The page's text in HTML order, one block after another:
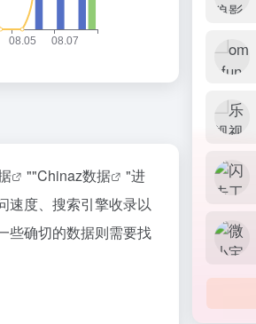
""Chinaz数据
"进
速度、搜索引擎收录以
些确切的数据则需要找